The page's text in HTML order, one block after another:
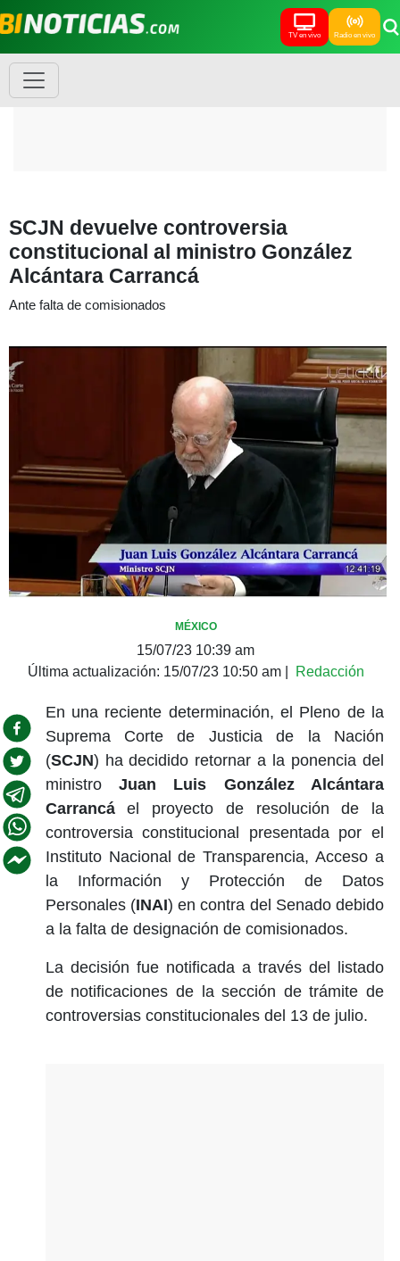
TV en vivo Radio en vivo
SCJN devuelve controversia
constitucional al ministro González
Alcántara Carrancá
Ante falta de comisionados
MÉXICO
15/07/23 10:39 am
Última actualización: 15/07/23 10:50 am| Redacción
En una reciente determinación, el Pleno de la
Suprema Corte de Justicia de la Nación
(SCJN) ha decidido retornar a la ponencia del
ministro Juan Luis González Alcántara
Carrancáel proyecto de resolución de la
controversia constitucional presentada por el
Instituto Nacional de Transparencia, Acceso a
la Información y Protección de Datos
Personales (INAI) en contra del Senado debido
a la falta de designación de comisionados.
La decisión fue notificada a través del listado
de notificaciones de la sección de trámite de
controversias constitucionales del 13 de julio.